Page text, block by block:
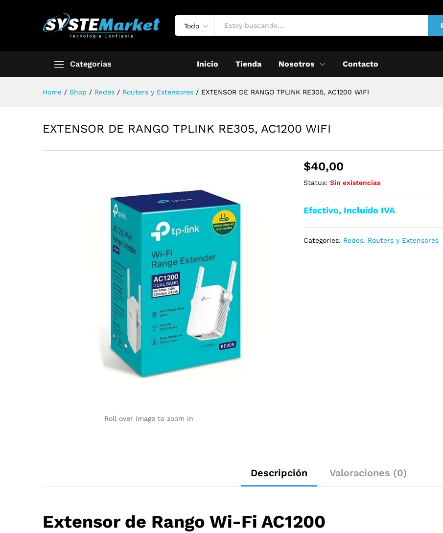
Todo
Categorías Inicio Tienda Nosotros Contacto
Home / Shop / Redes / Routers y Extensores / EXTENSOR DE RANGO TPLINK RE305, AC1200 WIFI
EXTENSOR DE RANGO TPLINK RE305, AC1200 WIFI
Roll over image to zoom in
$40,00
Status: Sin existencias
Efectivo, Incluido IVA
Categories: Redes, Routers y Extensores
Descripción Valoraciones (0)
Extensor de Rango Wi-Fi AC1200